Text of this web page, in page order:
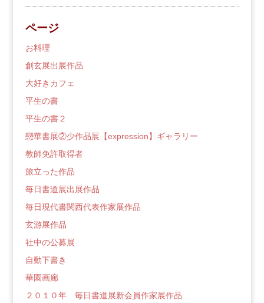
の
ロ
グ
ページ
お料理
創玄展出展作品
大好きカフェ
平生の書
平生の書２
戀華書展②少作品展【expression】ギャラリー
教師免許取得者
旅立った作品
毎日書道展出展作品
毎日現代書関西代表作家展作品
玄游展作品
社中の公募展
自動下書き
華園画廊
２０１０年 毎日書道展新会員作家展作品